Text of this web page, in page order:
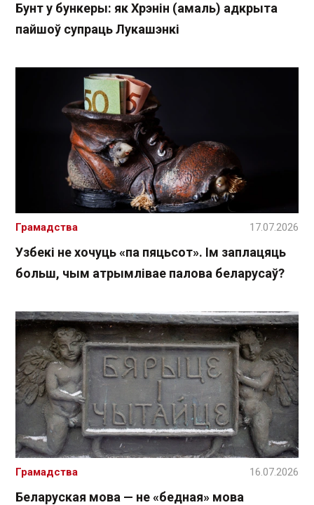
Бунт у бункеры: як Хрэнін (амаль) адкрыта
пайшоў супраць Лукашэнкі
Узбекі не хочуць «па пяцьсот». Ім заплацяць
больш, чым атрымлівае палова беларусаў?
Грамадства 17.07.2026
Беларуская мова — не «бедная» мова
Грамадства 16.07.2026